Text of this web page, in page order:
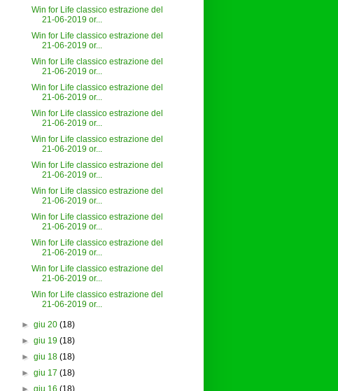
Win for Life classico estrazione del
21-06-2019 or...
Win for Life classico estrazione del
21-06-2019 or...
Win for Life classico estrazione del
21-06-2019 or...
Win for Life classico estrazione del
21-06-2019 or...
Win for Life classico estrazione del
21-06-2019 or...
Win for Life classico estrazione del
21-06-2019 or...
Win for Life classico estrazione del
21-06-2019 or...
Win for Life classico estrazione del
21-06-2019 or...
Win for Life classico estrazione del
21-06-2019 or...
Win for Life classico estrazione del
21-06-2019 or...
Win for Life classico estrazione del
21-06-2019 or...
Win for Life classico estrazione del
21-06-2019 or...
► giu 20 (18)
► giu 19 (18)
► giu 18 (18)
► giu 17 (18)